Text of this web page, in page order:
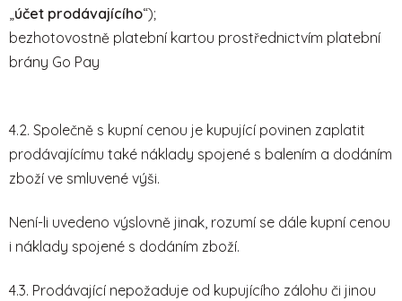
„účet prodávajícího“);
bezhotovostně platební kartou prostřednictvím platební
brány Go Pay
4.2. Společně s kupní cenou je kupující povinen zaplatit
prodávajícímu také náklady spojené s balením a dodáním
zboží ve smluvené výši.
Není-li uvedeno výslovně jinak, rozumí se dále kupní cenou
i náklady spojené s dodáním zboží.
4.3. Prodávající nepožaduje od kupujícího zálohu či jinou